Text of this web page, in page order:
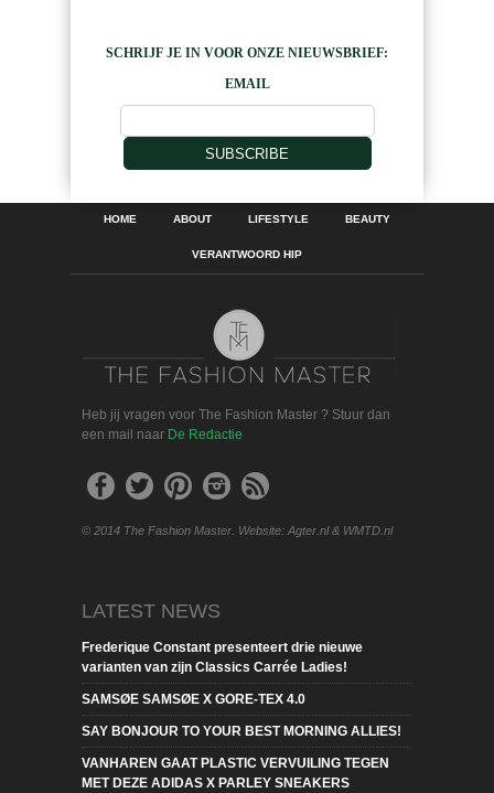
SCHRIJF JE IN VOOR ONZE NIEUWSBRIEF:
EMAIL
SUBSCRIBE
HOME ABOUT LIFESTYLE BEAUTY
VERANTWOORD HIP
Heb jij vragen voor The Fashion Master ? Stuur dan
een mail naar De Redactie
© 2014 The Fashion Master. Website: Agter.nl & WMTD.nl
LATEST NEWS
Frederique Constant presenteert drie nieuwe
varianten van zijn Classics Carrée Ladies!
SAMSØE SAMSØE X GORE-TEX 4.0
SAY BONJOUR TO YOUR BEST MORNING ALLIES!
VANHAREN GAAT PLASTIC VERVUILING TEGEN
MET DEZE ADIDAS X PARLEY SNEAKERS